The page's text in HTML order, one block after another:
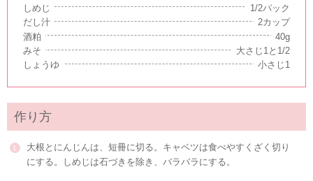
しめじ
1/2パック
だし汁
2カップ
酒粕
40g
みそ
大さじ1と1/2
しょうゆ
小さじ1
作り方
大根とにんじんは、短冊に切る。キャベツは食べやすくざく切り
にする。しめじは石づきを除き、バラバラにする。